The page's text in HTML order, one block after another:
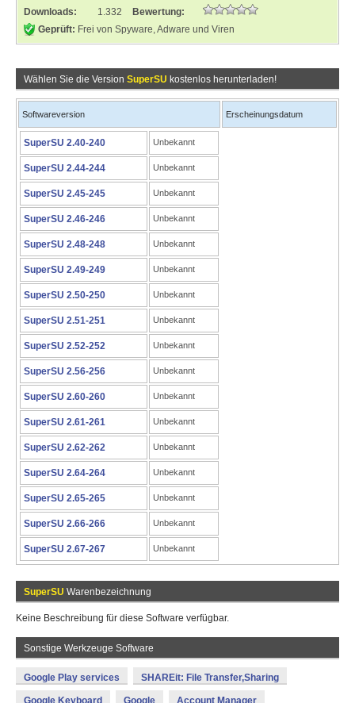
Downloads:
1.332
Bewertung:
Geprüft: Frei von Spyware, Adware und Viren
Wählen Sie die Version SuperSU kostenlos herunterladen!
Softwareversion Erscheinungsdatum
SuperSU 2.40-240 Unbekannt
SuperSU 2.44-244 Unbekannt
SuperSU 2.45-245 Unbekannt
SuperSU 2.46-246 Unbekannt
SuperSU 2.48-248 Unbekannt
SuperSU 2.49-249 Unbekannt
SuperSU 2.50-250 Unbekannt
SuperSU 2.51-251 Unbekannt
SuperSU 2.52-252 Unbekannt
SuperSU 2.56-256 Unbekannt
SuperSU 2.60-260 Unbekannt
SuperSU 2.61-261 Unbekannt
SuperSU 2.62-262 Unbekannt
SuperSU 2.64-264 Unbekannt
SuperSU 2.65-265 Unbekannt
SuperSU 2.66-266 Unbekannt
SuperSU 2.67-267 Unbekannt
SuperSU Warenbezeichnung
Keine Beschreibung für diese Software verfügbar.
Sonstige Werkzeuge Software
Google Play services SHAREit: File Transfer,Sharing
Google Keyboard Google Account Manager